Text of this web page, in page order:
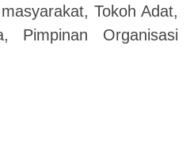
Tokoh Adat,
Pimpinan Organisasi